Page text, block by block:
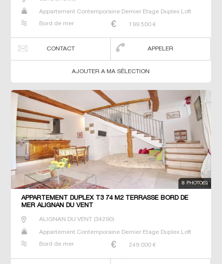
Appartement Contemporaine Dernier Etage Duplex Loft
Bord de mer
199 500 €
CONTACT APPELER
AJOUTER A MA SÉLECTION
8 PHOTO(S)
APPARTEMENT DUPLEX T3 74 M2 TERRASSE BORD DE
MER ALIGNAN DU VENT
ALIGNAN DU VENT (34290)
Appartement Contemporaine Dernier Etage Duplex Loft
Bord de mer
249 000 €